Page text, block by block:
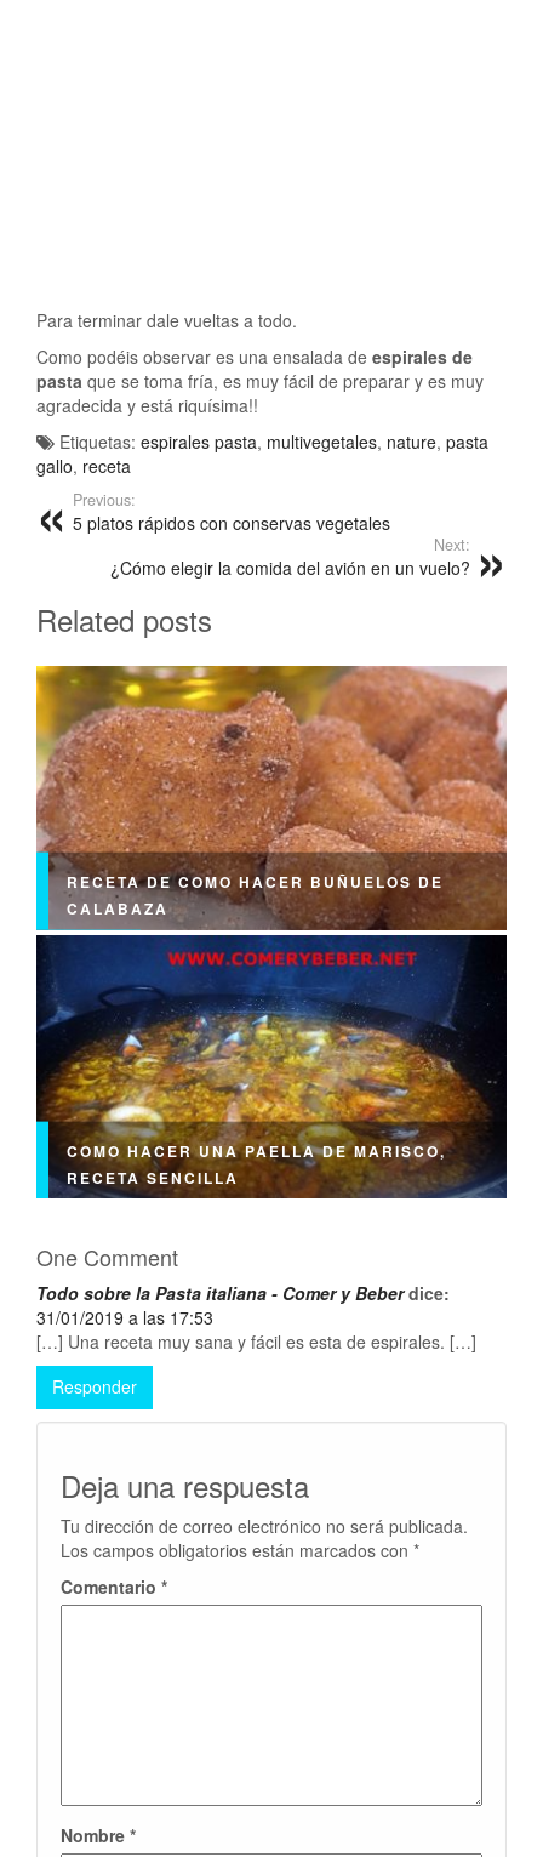
Para terminar dale vueltas a todo.
Como podéis observar es una ensalada de espirales de
pasta que se toma fría, es muy fácil de preparar y es muy
agradecida y está riquísima!!
Etiquetas: espirales pasta, multivegetales, nature, pasta
gallo, receta
Previous:
5 platos rápidos con conservas vegetales
Next:
¿Cómo elegir la comida del avión en un vuelo?
Related posts
RECETA DE COMO HACER BUÑUELOS DE
CALABAZA
COMO HACER UNA PAELLA DE MARISCO,
RECETA SENCILLA
One Comment
Todo sobre la Pasta italiana - Comer y Beber dice:
31/01/2019 a las 17:53
[…] Una receta muy sana y fácil es esta de espirales. […]
Responder
Deja una respuesta
Tu dirección de correo electrónico no será publicada.
Los campos obligatorios están marcados con *
Comentario *
Nombre *